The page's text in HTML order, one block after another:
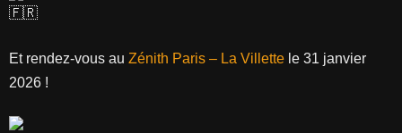
Et rendez-vous au Zénith Paris – La Villette le 31 janvier
2026 !